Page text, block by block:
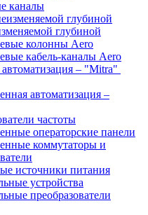
каналы
глубиной
глубиной
колонны Aero
кабель-каналы Aero
– "Mitra"
автоматизация –
частоты
операторские панели
коммутаторы и
источники питания
устройства
преобразователи